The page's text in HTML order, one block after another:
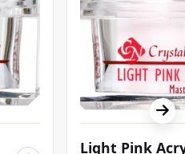
Light Pink